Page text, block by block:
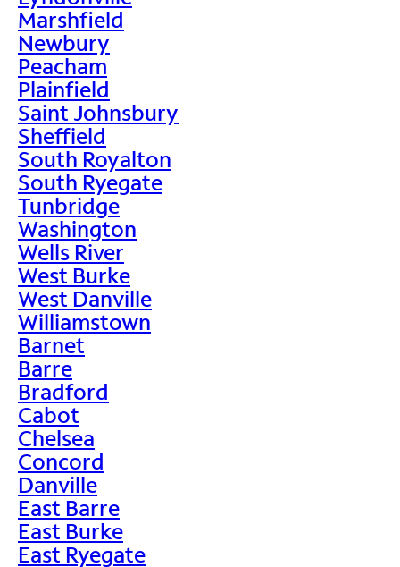
Marshfield
Newbury
Peacham
Plainfield
Saint Johnsbury
Sheffield
South Royalton
South Ryegate
Tunbridge
Washington
Wells River
West Burke
West Danville
Williamstown
Barnet
Barre
Bradford
Cabot
Chelsea
Concord
Danville
East Barre
East Burke
East Ryegate